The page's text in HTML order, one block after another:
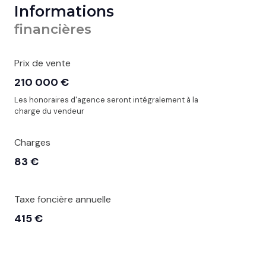
Informations
financières
Prix de vente
210 000 €
Les honoraires d'agence seront intégralement à la
charge du vendeur
Charges
83 €
Taxe foncière annuelle
415 €